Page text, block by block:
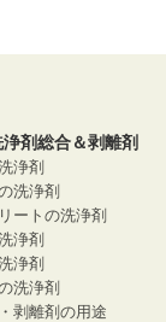
剤総合＆剥離剤
浄剤
洗浄剤
ートの洗浄剤
浄剤
浄剤
洗浄剤
剥離剤の用途